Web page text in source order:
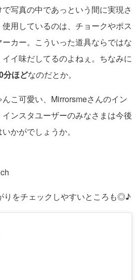
写真の中であっという間に実現さ
用しているのは、チョークやポス
カー。こういった道具ならではな
イ味だしてるのよねぇ。ちなみに
分ほどなのだとか。
こ可愛い、Mirrorsmeさんのイン
ンスタユーザーのみなさまは今後
かがでしょうか。
りをチェックしやすいところも◎♪